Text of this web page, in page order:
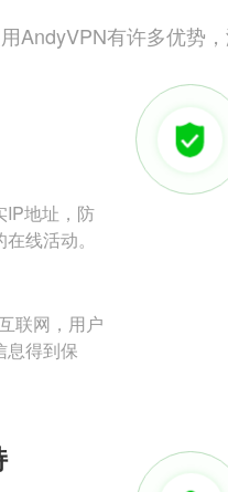
AndyVPN有许多优势
IP地址，防
线活动。
联网，用户
息得到保